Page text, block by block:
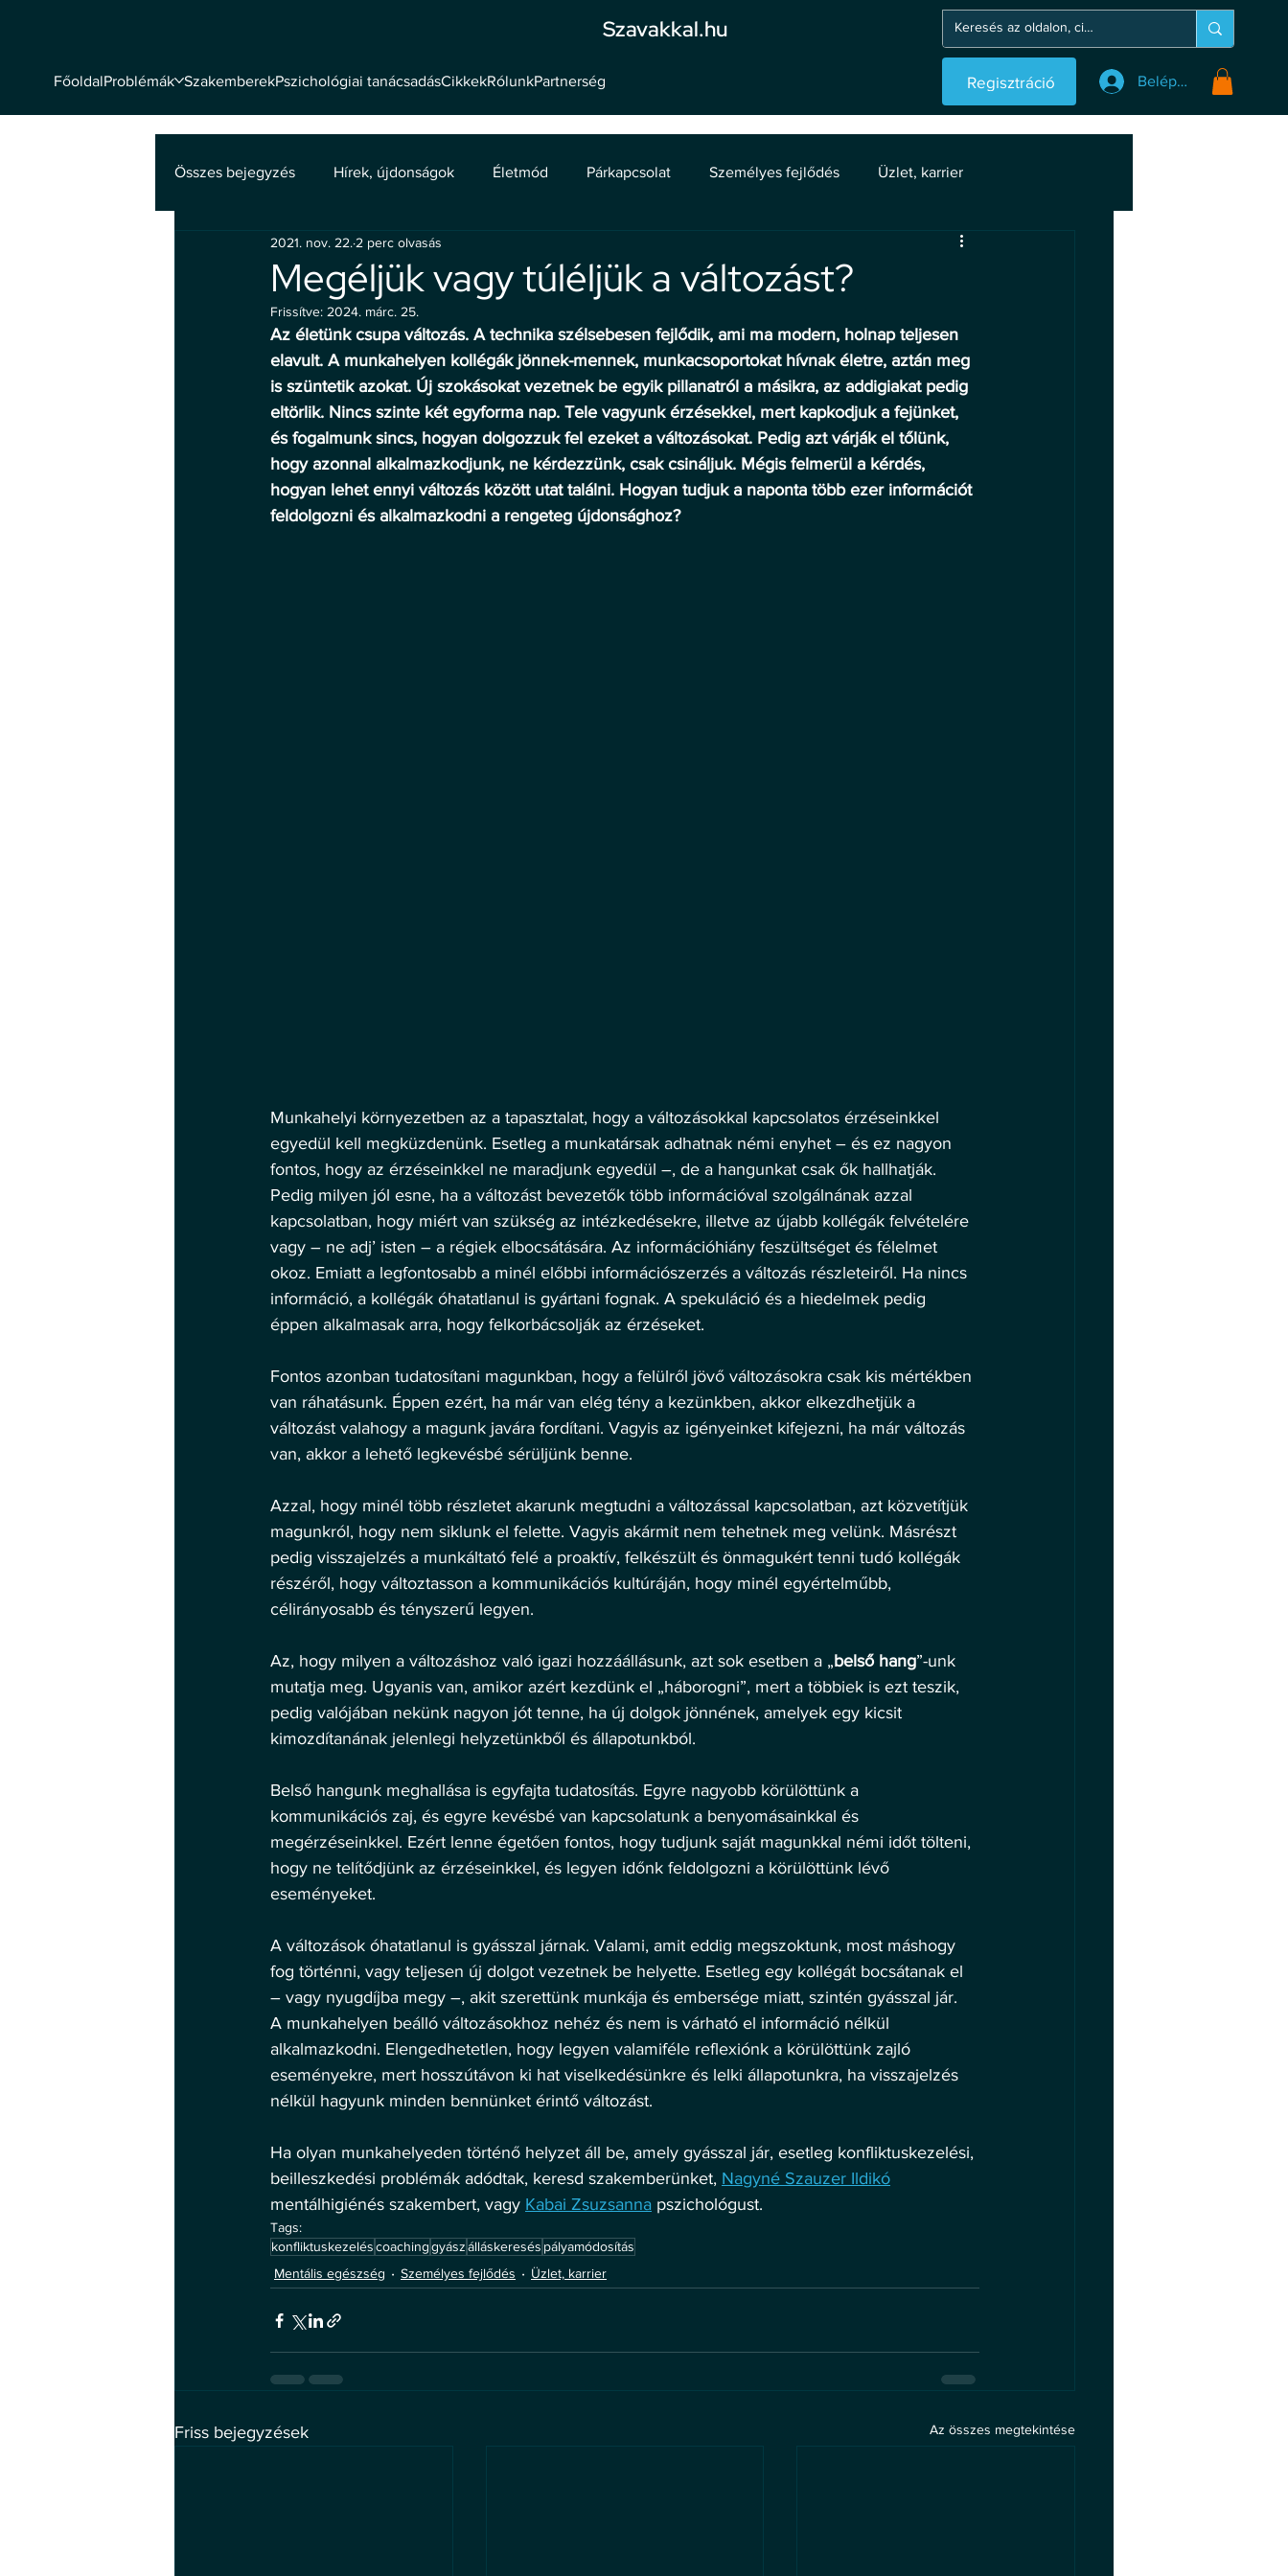
Szavakkal.hu
Regisztráció Belépés
FőoldalProblémák SzakemberekPszichológiai tanácsadásCikkekRólunkPartnerség
Összes bejegyzés Hírek, újdonságok Életmód Párkapcsolat Személyes fejlődés Üzlet, karrier
Mentális egészség
Megéljük vagy túléljük a változást?
2021. nov. 22. 2 perc olvasás
Frissítve: 2024. márc. 25.
Az életünk csupa változás. A technika szélsebesen fejlődik, ami ma modern, holnap teljesen
elavult. A munkahelyen kollégák jönnek-mennek, munkacsoportokat hívnak életre, aztán meg
is szüntetik azokat. Új szokásokat vezetnek be egyik pillanatról a másikra, az addigiakat pedig
eltörlik. Nincs szinte két egyforma nap. Tele vagyunk érzésekkel, mert kapkodjuk a fejünket,
és fogalmunk sincs, hogyan dolgozzuk fel ezeket a változásokat. Pedig azt várják el tőlünk,
hogy azonnal alkalmazkodjunk, ne kérdezzünk, csak csináljuk. Mégis felmerül a kérdés,
hogyan lehet ennyi változás között utat találni. Hogyan tudjuk a naponta több ezer információt
feldolgozni és alkalmazkodni a rengeteg újdonsághoz?
Munkahelyi környezetben az a tapasztalat, hogy a változásokkal kapcsolatos érzéseinkkel
egyedül kell megküzdenünk. Esetleg a munkatársak adhatnak némi enyhet – és ez nagyon
fontos, hogy az érzéseinkkel ne maradjunk egyedül –, de a hangunkat csak ők hallhatják.
Pedig milyen jól esne, ha a változást bevezetők több információval szolgálnának azzal
kapcsolatban, hogy miért van szükség az intézkedésekre, illetve az újabb kollégák felvételére
vagy – ne adj’ isten – a régiek elbocsátására. Az információhiány feszültséget és félelmet
okoz. Emiatt a legfontosabb a minél előbbi információszerzés a változás részleteiről. Ha nincs
információ, a kollégák óhatatlanul is gyártani fognak. A spekuláció és a hiedelmek pedig
éppen alkalmasak arra, hogy felkorbácsolják az érzéseket.
Fontos azonban tudatosítani magunkban, hogy a felülről jövő változásokra csak kis mértékben
van ráhatásunk. Éppen ezért, ha már van elég tény a kezünkben, akkor elkezdhetjük a
változást valahogy a magunk javára fordítani. Vagyis az igényeinket kifejezni, ha már változás
van, akkor a lehető legkevésbé sérüljünk benne.
Azzal, hogy minél több részletet akarunk megtudni a változással kapcsolatban, azt közvetítjük
magunkról, hogy nem siklunk el felette. Vagyis akármit nem tehetnek meg velünk. Másrészt
pedig visszajelzés a munkáltató felé a proaktív, felkészült és önmagukért tenni tudó kollégák
részéről, hogy változtasson a kommunikációs kultúráján, hogy minél egyértelműbb,
célirányosabb és tényszerű legyen.
Az, hogy milyen a változáshoz való igazi hozzáállásunk, azt sok esetben a „belső hang”-unk
mutatja meg. Ugyanis van, amikor azért kezdünk el „háborogni”, mert a többiek is ezt teszik,
pedig valójában nekünk nagyon jót tenne, ha új dolgok jönnének, amelyek egy kicsit
kimozdítanának jelenlegi helyzetünkből és állapotunkból.
Belső hangunk meghallása is egyfajta tudatosítás. Egyre nagyobb körülöttünk a
kommunikációs zaj, és egyre kevésbé van kapcsolatunk a benyomásainkkal és
megérzéseinkkel. Ezért lenne égetően fontos, hogy tudjunk saját magunkkal némi időt tölteni,
hogy ne telítődjünk az érzéseinkkel, és legyen időnk feldolgozni a körülöttünk lévő
eseményeket.
A változások óhatatlanul is gyásszal járnak. Valami, amit eddig megszoktunk, most máshogy
fog történni, vagy teljesen új dolgot vezetnek be helyette. Esetleg egy kollégát bocsátanak el
– vagy nyugdíjba megy –, akit szerettünk munkája és embersége miatt, szintén gyásszal jár.
A munkahelyen beálló változásokhoz nehéz és nem is várható el információ nélkül
alkalmazkodni. Elengedhetetlen, hogy legyen valamiféle reflexiónk a körülöttünk zajló
eseményekre, mert hosszútávon ki hat viselkedésünkre és lelki állapotunkra, ha visszajelzés
nélkül hagyunk minden bennünket érintő változást.
Ha olyan munkahelyeden történő helyzet áll be, amely gyásszal jár, esetleg konfliktuskezelési,
beilleszkedési problémák adódtak, keresd szakemberünket, Nagyné Szauzer Ildikó
mentálhigiénés szakembert, vagy Kabai Zsuzsanna pszichológust.
Tags:
konfliktuskezeléscoachinggyászálláskeresés pályamódosítás
Mentális egészség
Személyes fejlődés Üzlet, karrier
Friss bejegyzések Az összes megtekintése